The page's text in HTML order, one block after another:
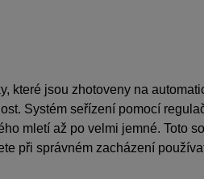
které jsou zhotoveny na
Systém seřízení pomocí
mletí až po velmi jemné. Toto
při správném zacházení